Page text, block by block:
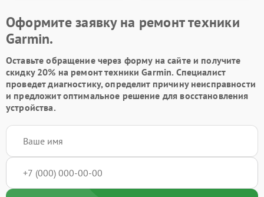
Оформите заявку на ремонт техники
Garmin.
Оставьте обращение через форму на сайте и получите
скидку 20% на ремонт техники Garmin. Специалист
проведет диагностику, определит причину неисправности
и предложит оптимальное решение для восстановления
устройства.